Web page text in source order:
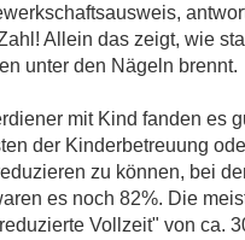
Allein das zeigt, wie
unter den Nägeln brennt.
mit Kind fanden es
der Kinderbetreuung
zu können, bei
es noch 82%. Die
Vollzeit" von ca.